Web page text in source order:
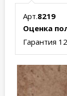
Арт.8219
Оценка
Гарантия